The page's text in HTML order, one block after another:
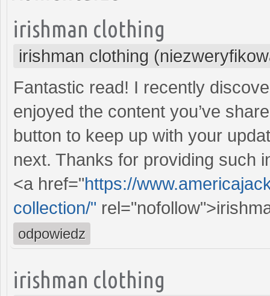
irishman clothing
irishman clothing
Fantastic read! I recently
enjoyed the content you’ve
button to keep up with your
next. Thanks for providing such
<a href="https://
collection/"
odpowiedz
irishman clothing